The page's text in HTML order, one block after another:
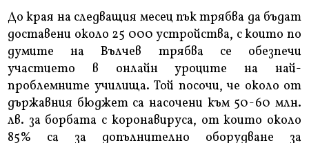
До края на следващия месец пък трябва да бъдат
доставени около 25 000 устройства, с които по
думите на Вълчев трябва се обезпечи
участието в онлайн уроците на най-
проблемните училища. Той посочи, че около от
държавния бюджет са насочени към 50-60 млн.
лв. за борбата с коронавируса, от които около
85% са за допълнително оборудване за